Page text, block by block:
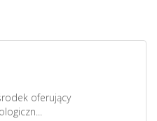
oferujący